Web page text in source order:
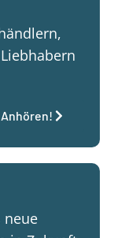
Anhören!
neue